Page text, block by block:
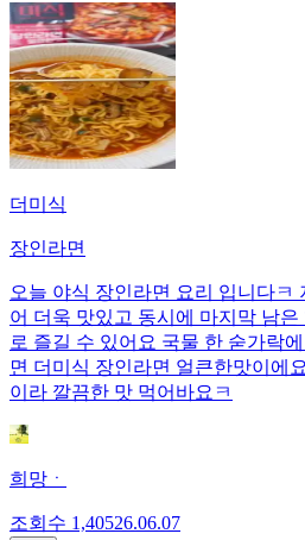
더미식
장인라면
오늘 야식 장인라면 요리 입니다ㅋ
어 더욱 맛있고 동시에 마지막 남
로 즐길 수 있어요 국물 한 숟가락
면 더미식 장인라면 얼큰한맛이에
이라 깔끔한 맛 먹어바요ㅋ
희망ㆍ
조회수 1,40526.06.07